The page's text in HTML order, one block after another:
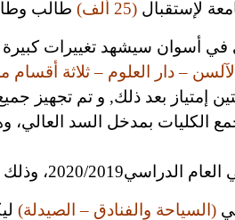
لإستقبال (‏25‏ ألف) طالب وطالبة
– دار العلوم – ثلاثة أقسام
إمتياز بعد ذلك, و تم تجهيز
الكليات بمدخل السد
التجهيزات اللازمة.
(السياحة والفنادق – الصيدلة)